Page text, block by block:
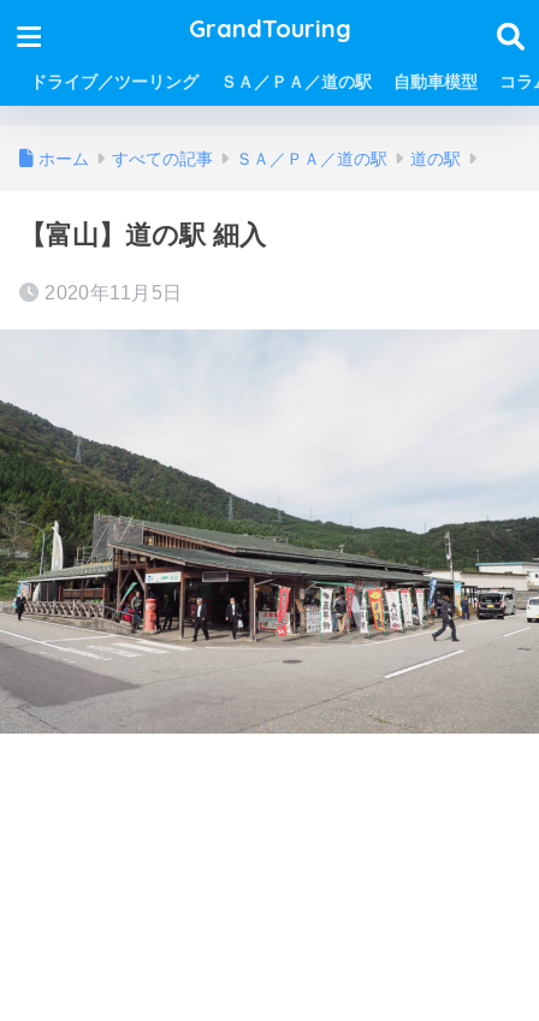
GrandTouring
ドライブ／ツーリング ＳＡ／ＰＡ／道の駅 自動車模型 コラ
ホーム すべての記事 ＳＡ／ＰＡ／道の駅 道の駅
【富山】道の駅 細入
2020年11月5日